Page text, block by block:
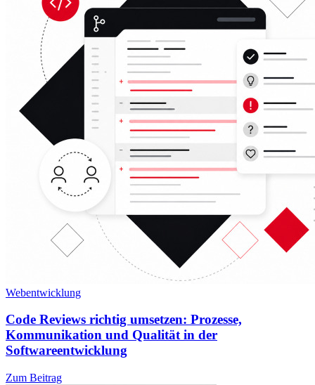
Webentwicklung
Code Reviews richtig umsetzen: Prozesse,
Kommunikation und Qualität in der
Softwareentwicklung
Zum Beitrag